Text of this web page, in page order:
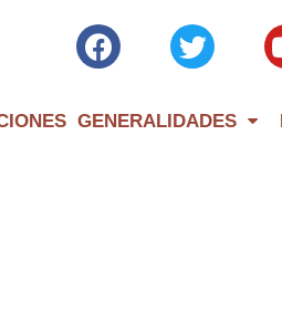
GENERALIDADES